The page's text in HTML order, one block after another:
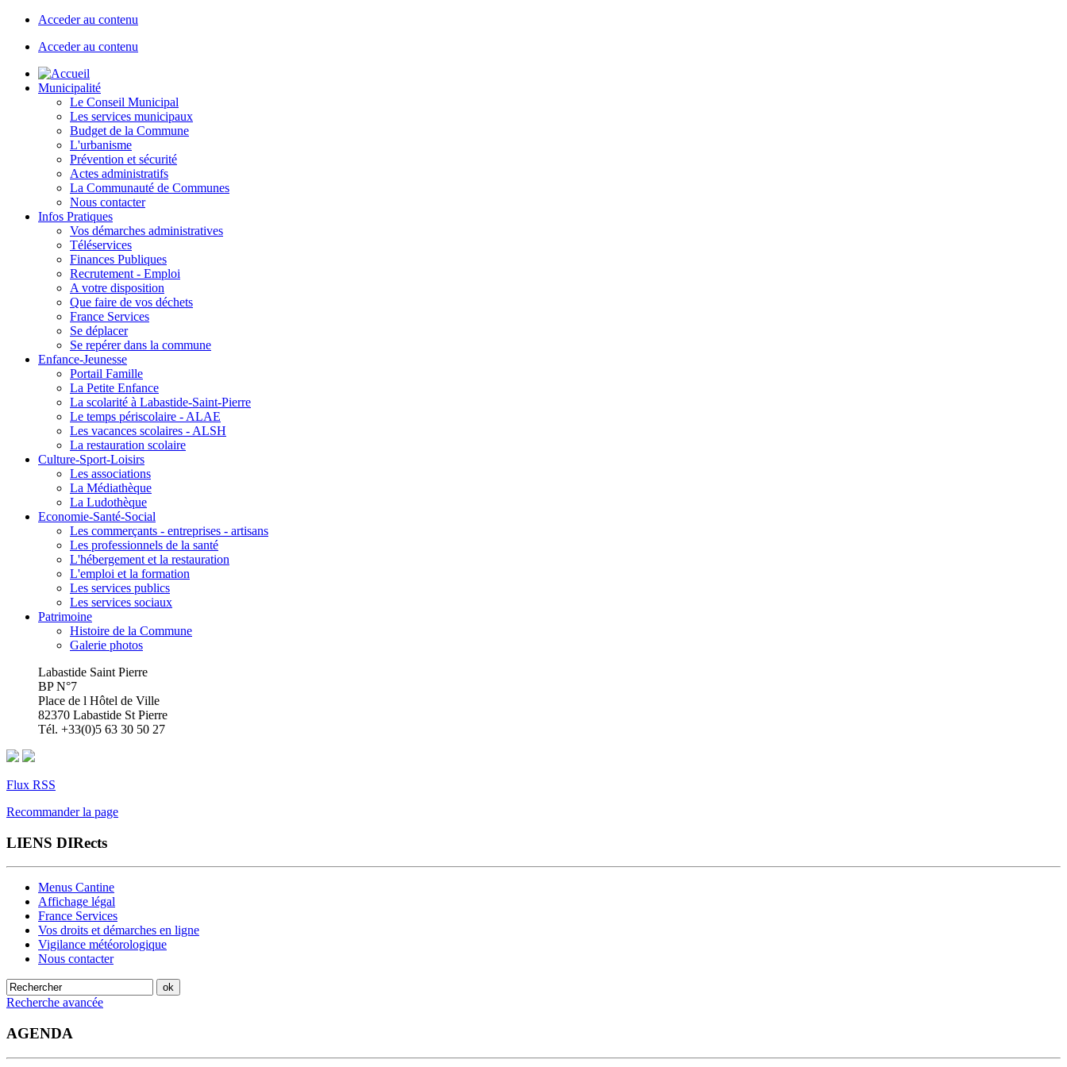
Acceder au contenu
Acceder au contenu
Municipalité
Le Conseil Municipal
Les services municipaux
Budget de la Commune
L'urbanisme
Prévention et sécurité
Actes administratifs
La Communauté de Communes
Nous contacter
Infos Pratiques
Vos démarches administratives
Téléservices
Finances Publiques
Recrutement - Emploi
A votre disposition
Que faire de vos déchets
France Services
Se déplacer
Se repérer dans la commune
Enfance-Jeunesse
Portail Famille
La Petite Enfance
La scolarité à Labastide-Saint-Pierre
Le temps périscolaire - ALAE
Les vacances scolaires - ALSH
La restauration scolaire
Culture-Sport-Loisirs
Les associations
La Médiathèque
La Ludothèque
Economie-Santé-Social
Les commerçants - entreprises - artisans
Les professionnels de la santé
L'hébergement et la restauration
L'emploi et la formation
Les services publics
Les services sociaux
Patrimoine
Histoire de la Commune
Galerie photos
Labastide Saint Pierre
BP N°7
Place de l Hôtel de Ville
82370 Labastide St Pierre
Tél. +33(0)5 63 30 50 27
Flux RSS
Recommander la page
LIENS DIRects
Menus Cantine
Affichage légal
France Services
Vos droits et démarches en ligne
Vigilance météorologique
Nous contacter
Recherche avancée
AGENDA